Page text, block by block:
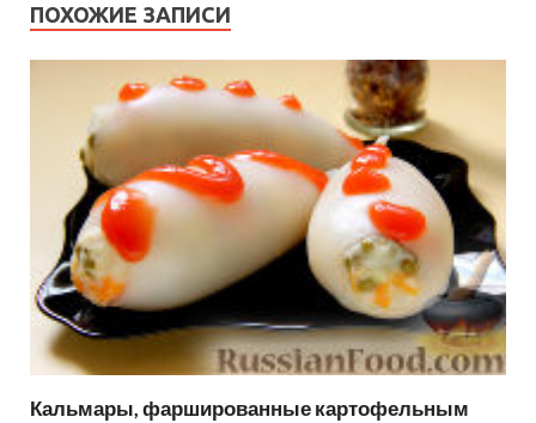
ПОХОЖИЕ ЗАПИСИ
Кальмары, фаршированные картофельным